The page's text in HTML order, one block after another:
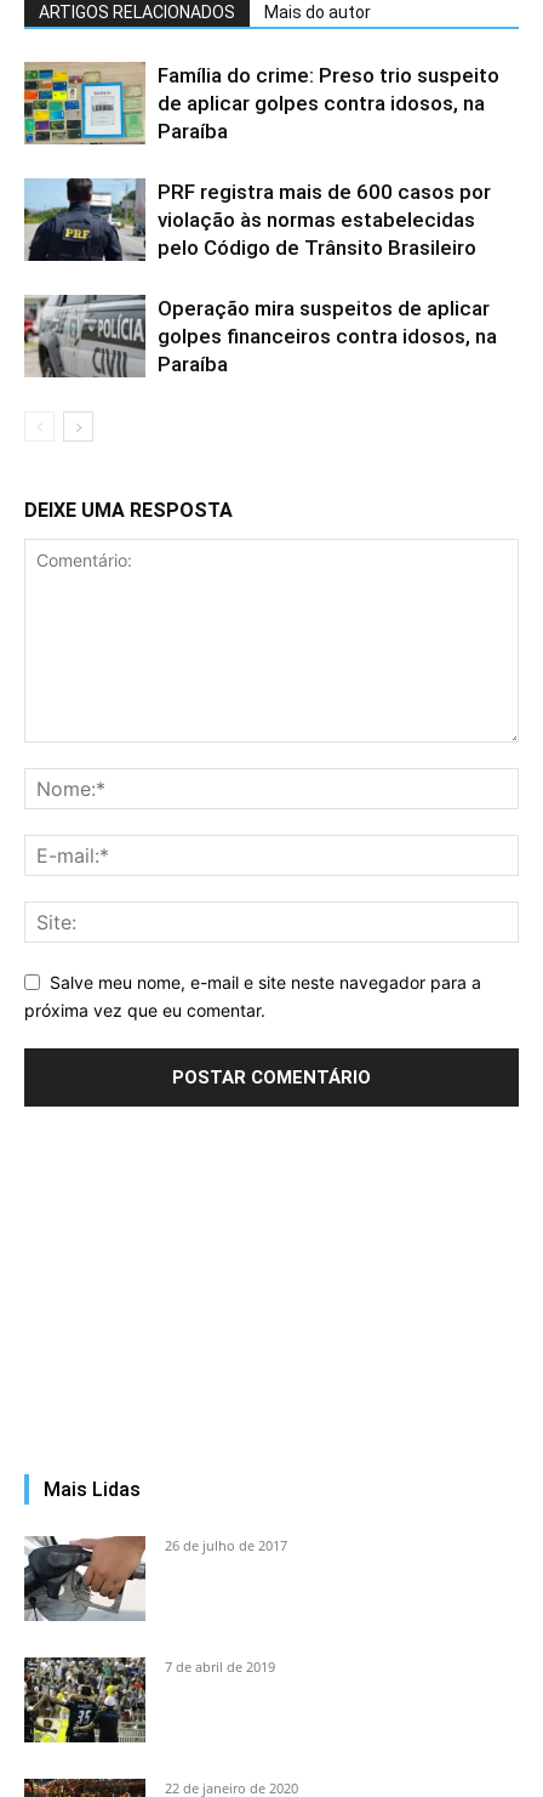
ARTIGOS RELACIONADOS Mais do autor
Família do crime: Preso trio suspeito
de aplicar golpes contra idosos, na
Paraíba
PRF registra mais de 600 casos por
violação às normas estabelecidas
pelo Código de Trânsito Brasileiro
Operação mira suspeitos de aplicar
golpes financeiros contra idosos, na
Paraíba
DEIXE UMA RESPOSTA
Salve meu nome, e-mail e site neste navegador para a
próxima vez que eu comentar.
Mais Lidas
26 de julho de 2017
7 de abril de 2019
22 de janeiro de 2020